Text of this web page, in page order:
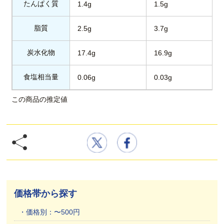
たんぱく質 1.4g 1.5g
脂質 2.5g 3.7g
炭水化物 17.4g 16.9g
食塩相当量 0.06g 0.03g
この商品の推定値
価格帯から探す
価格別：〜500円